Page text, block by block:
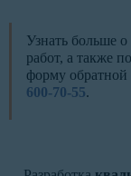
Узнать больше
работ, а также
форму обратной
600-70-55.